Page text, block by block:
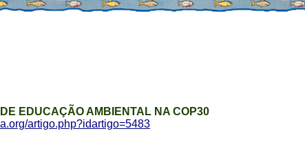
EDUCAÇÃO AMBIENTAL NA COP30
artigo.php?idartigo=5483